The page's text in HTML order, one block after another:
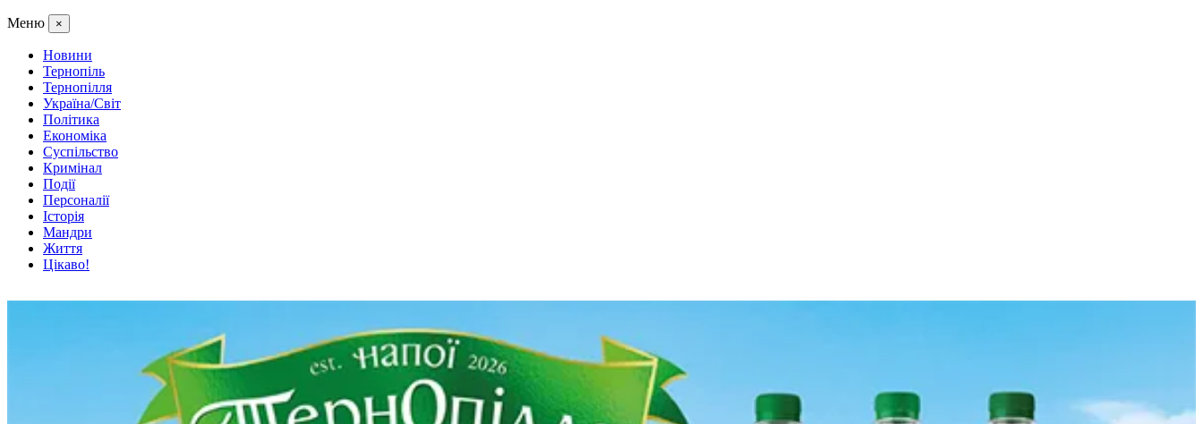
Меню ×
Новини
Тернопіль
Тернопілля
Україна/Світ
Політика
Економіка
Суспільство
Кримінал
Події
Персоналії
Історія
Мандри
Життя
Цікаво!